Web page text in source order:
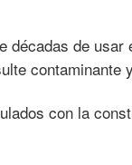
décadas de
con la